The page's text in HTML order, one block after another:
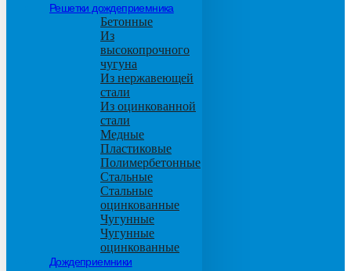
Решетки дождеприемника
Бетонные
Из
высокопрочного
чугуна
Из нержавеющей
стали
Из оцинкованной
стали
Медные
Пластиковые
Полимербетонные
Стальные
Стальные
оцинкованные
Чугунные
Чугунные
оцинкованные
Дождеприемники